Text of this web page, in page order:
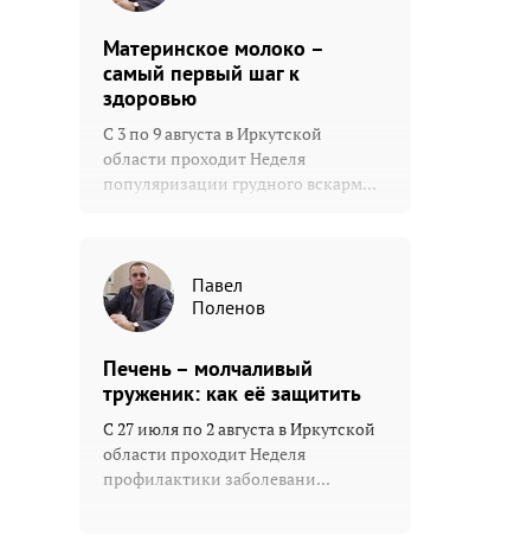
Материнское молоко –
самый первый шаг к
здоровью
С 3 по 9 августа в Иркутской
области проходит Неделя
популяризации грудного вскарм...
Павел
Поленов
Печень – молчаливый
труженик: как её защитить
С 27 июля по 2 августа в Иркутской
области проходит Неделя
профилактики заболевани...